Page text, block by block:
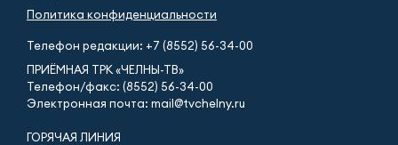
Политика конфиденциальности
Телефон редакции: +7 (8552) 56-34-00
ПРИЁМНАЯ ТРК «ЧЕЛНЫ-ТВ»
Телефон/факс: (8552) 56-34-00
Электронная почта: mail@tvchelny.ru
ГОРЯЧАЯ ЛИНИЯ